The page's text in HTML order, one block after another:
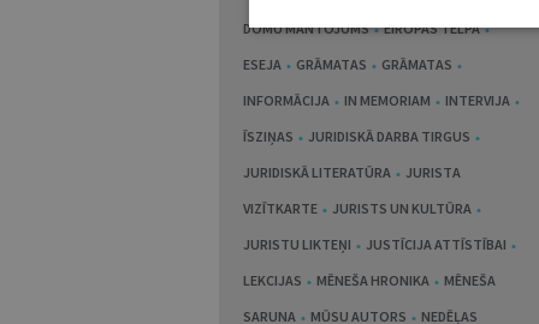
DOMU MANTOJUMS
EIROPAS TELPĀ
ESEJA
GRĀMATAS
GRĀMATAS
INFORMĀCIJA
IN MEMORIAM
INTERVIJA
ĪSZIŅAS
JURIDISKĀ DARBA TIRGUS
JURIDISKĀ LITERATŪRA
JURISTA
VIZĪTKARTE
JURISTS UN KULTŪRA
JURISTU LIKTEŅI
JUSTĪCIJA ATTĪSTĪBAI
LEKCIJAS
MĒNEŠA HRONIKA
MĒNEŠA
SARUNA
MŪSU AUTORS
NEDĒĻAS